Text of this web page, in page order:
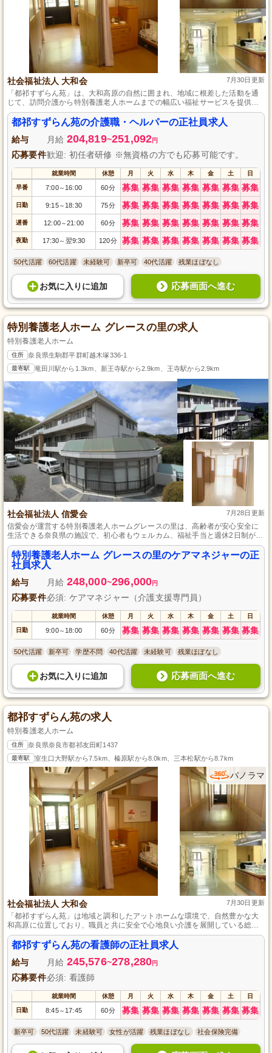
社会福祉法人 大和会 7月30日更新
「都祁すずらん苑」は、大和高原の自然に囲まれ、地域に根差した活動を通
じて、訪問介護から特別養護老人ホームまでの幅広い福祉サービスを提供
し、利用者とその家族が明るい空間で快適に生活できる施設です。
都祁すずらん苑の介護職・ヘルパーの正社員求人
給与 月給 204,819~251,092円
応募要件歓迎: 初任者研修 ※無資格の方でも応募可能です。
就業時間 休憩 月 火 水 木 金 土 日
早番 7:00～ 16:00 60分 募集 募集 募集 募集 募集 募集 募集
日勤 9:15～ 18:30 75分 募集 募集 募集 募集 募集 募集 募集
遅番 12:00～21:00 60分 募集 募集 募集 募集 募集 募集 募集
夜勤 17:30～ 翌9:30 120分 募集 募集 募集 募集 募集 募集 募集
50代活躍 60代活躍 未経験可 新卒可 40代活躍 残業ほぼなし
お気に入り に追加 応募画面へ進む
特別養護老人ホーム グレースの里の求人
特別養護老人ホーム
住所 奈良県生駒郡平群町越木塚336-1
最寄駅 竜田川駅から1.3km、新王寺駅から2.9km、王寺駅から2.9km
社会福祉法人 信愛会 7月28日更新
信愛会が運営する特別養護老人ホームグレースの里は、高齢者が安心安全に
生活できる奈良県の施設で、初心者もウェルカム、福祉手当と週休2日制があ
り、プライベートも大切にできます。
特別養護老人ホーム グレースの里のケアマネジャーの正
社員求人
給与 月給 248,000~296,000円
応募要件必須: ケアマネジャー（介護支援専門員）
就業時間 休憩 月 火 水 木 金 土 日
日勤 9:00～ 18:00 60分 募集 募集 募集 募集 募集 募集 募集
50代活躍 新卒可 学歴不問 40代活躍 未経験可 残業ほぼなし
お気に入り に追加 応募画面へ進む
都祁すずらん苑の求人
特別養護老人ホーム
住所 奈良県奈良市都祁友田町1437
最寄駅 室生口大野駅から7.5km、榛原駅から8.0km、三本松駅から8.7km
パノラマ
社会福祉法人 大和会 7月30日更新
「都祁すずらん苑」は地域と調和したアットホームな環境で、自然豊かな大
和高原に位置しており、職員と共に安全で心地良い介護を展開している総合
福祉施設です。
都祁すずらん苑の看護師の正社員求人
給与 月給 245,576~278,280円
応募要件必須: 看護師
就業時間 休憩 月 火 水 木 金 土 日
日勤 8:45～ 17:45 60分 募集 募集 募集 募集 募集 募集 募集
新卒可 50代活躍 未経験可 女性が活躍 残業ほぼなし 社会保険完備